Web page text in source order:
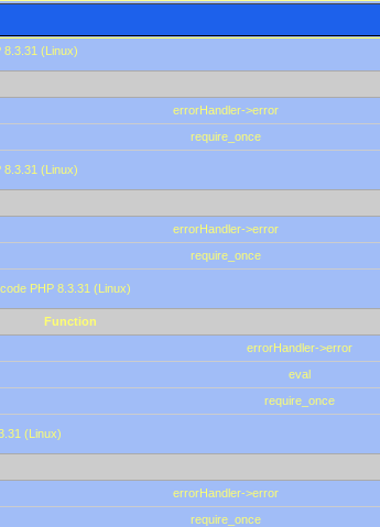
8.3.31 (Linux)
errorHandler->error
require_once
8.3.31 (Linux)
errorHandler->error
require_once
PHP 8.3.31 (Linux)
Function
errorHandler->error
eval
require_once
(Linux)
errorHandler->error
require_once